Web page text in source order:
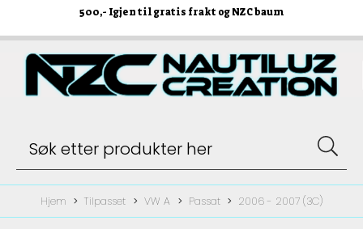
500,- Igjen til gratis frakt og NZC baum
Hjem Tilpasset VW A Passat 2006 - 2007 (3C)